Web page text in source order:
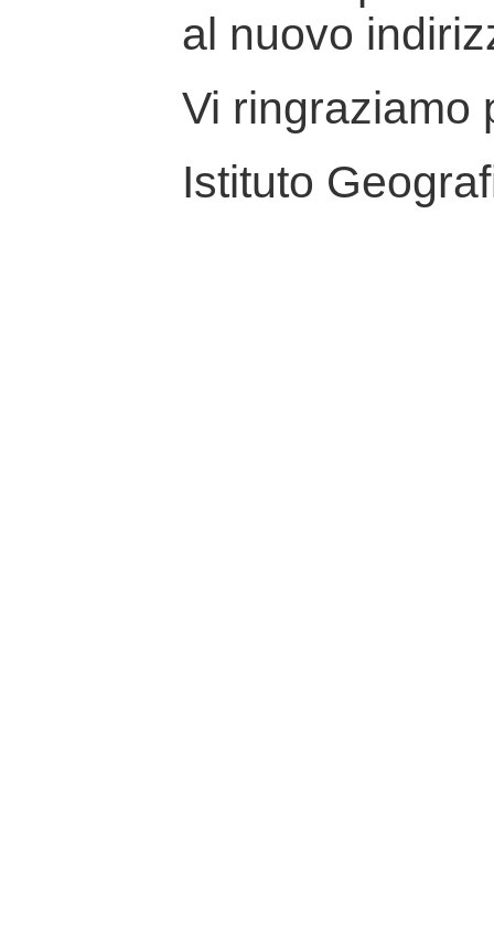
al nuovo
Vi ringraziamo
Istituto